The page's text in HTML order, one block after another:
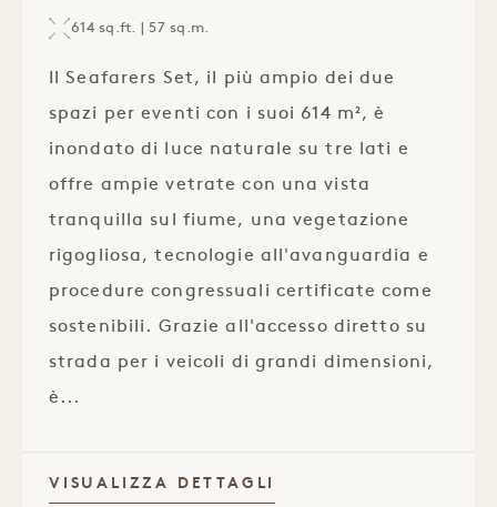
614 sq.ft. | 57 sq.m.
Il Seafarers Set, il più ampio dei due
spazi per eventi con i suoi 614 m², è
inondato di luce naturale su tre lati e
offre ampie vetrate con una vista
tranquilla sul fiume, una vegetazione
rigogliosa, tecnologie all'avanguardia e
procedure congressuali certificate come
sostenibili. Grazie all'accesso diretto su
strada per i veicoli di grandi dimensioni,
è...
VISUALIZZA DETTAGLI